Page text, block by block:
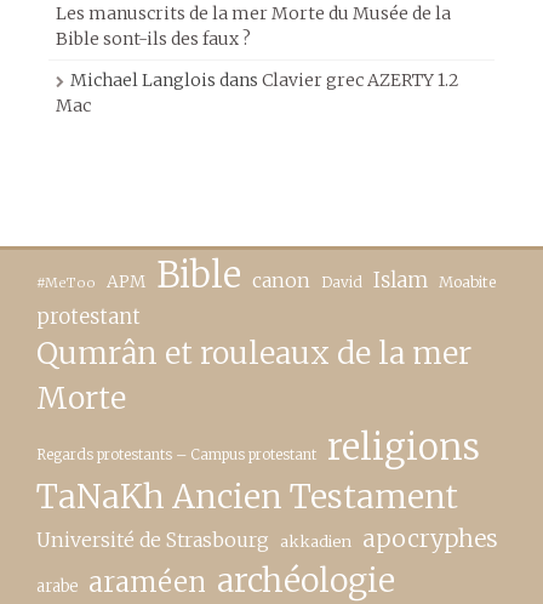
Les manuscrits de la mer Morte du Musée de la
Bible sont-ils des faux ?
Michael Langlois dans Clavier grec AZERTY 1.2
Mac
#MeToo APM Bible canon David Islam Moabite
protestant
Qumrân et rouleaux de la mer
Morte
Regards protestants – Campus protestant religions
TaNaKh Ancien Testament
Université de Strasbourg akkadien apocryphes
arabe araméen archéologie